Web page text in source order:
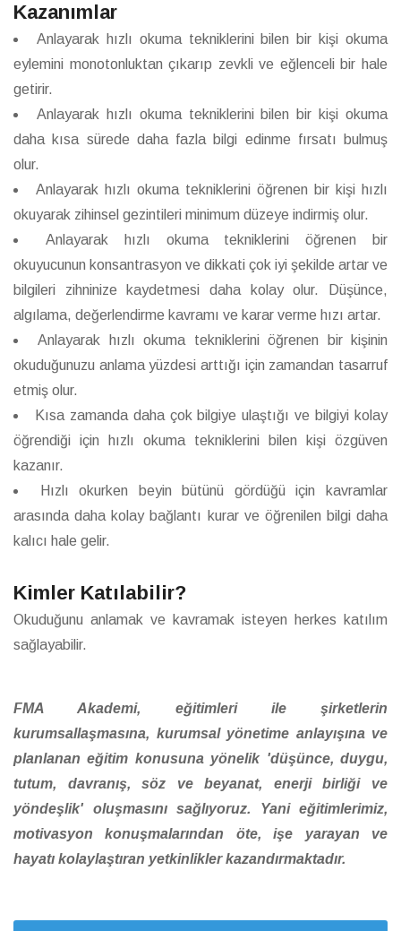
Kazanımlar
Anlayarak hızlı okuma tekniklerini bilen bir kişi okuma
eylemini monotonluktan çıkarıp zevkli ve eğlenceli bir hale
getirir.
Anlayarak hızlı okuma tekniklerini bilen bir kişi okuma
daha kısa sürede daha fazla bilgi edinme fırsatı bulmuş
olur.
Anlayarak hızlı okuma tekniklerini öğrenen bir kişi hızlı
okuyarak zihinsel gezintileri minimum düzeye indirmiş olur.
Anlayarak hızlı okuma tekniklerini öğrenen bir
okuyucunun konsantrasyon ve dikkati çok iyi şekilde artar ve
bilgileri zihninize kaydetmesi daha kolay olur. Düşünce,
algılama, değerlendirme kavramı ve karar verme hızı artar.
Anlayarak hızlı okuma tekniklerini öğrenen bir kişinin
okuduğunuzu anlama yüzdesi arttığı için zamandan tasarruf
etmiş olur.
Kısa zamanda daha çok bilgiye ulaştığı ve bilgiyi kolay
öğrendiği için hızlı okuma tekniklerini bilen kişi özgüven
kazanır.
Hızlı okurken beyin bütünü gördüğü için kavramlar
arasında daha kolay bağlantı kurar ve öğrenilen bilgi daha
kalıcı hale gelir.
Kimler Katılabilir?
Okuduğunu anlamak ve kavramak isteyen herkes katılım
sağlayabilir.
FMA Akademi, eğitimleri ile şirketlerin
kurumsallaşmasına, kurumsal yönetime anlayışına ve
planlanan eğitim konusuna yönelik 'düşünce, duygu,
tutum, davranış, söz ve beyanat, enerji birliği ve
yöndeşlik' oluşmasını sağlıyoruz. Yani eğitimlerimiz,
motivasyon konuşmalarından öte, işe yarayan ve
hayatı kolaylaştıran yetkinlikler kazandırmaktadır.